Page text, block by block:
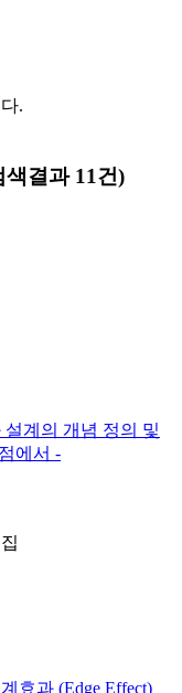
.
색결과 11건)
계의 개념 정의 및
에서 -
효과 (Edge Effect)